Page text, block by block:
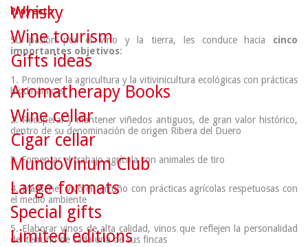
Proyecto
Su pasión por el vino y la tierra, les conduce hacia cinco
importantes objetivos:
1. Promover la agricultura y la vitivinicultura ecológicas con prácticas
biodinámicas
2. Recuperar y mantener viñedos antiguos, de gran valor histórico,
dentro de su denominación de origen Ribera del Duero
3. Fomentar el trabajo agrícola con animales de tiro
4. Mantener vivo el terruño con prácticas agrícolas respetuosas con
el medio ambiente
5. Elaborar vinos de alta calidad, vinos que reflejen la personalidad
del terruño de cada una de sus fincas
Whisky
Wine tourism
Gifts ideas
Aromatherapy Books
Wine cellar
Cigar cellar
MundoVinum Club
Large formats
Special gifts
Limited editions